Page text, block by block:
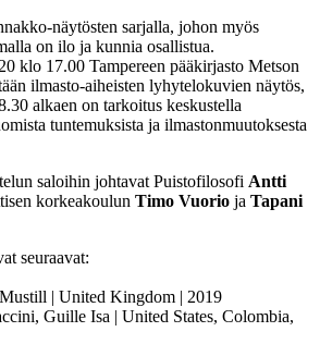
näytösten sarjalla, johon myös
on ilo ja kunnia osallistua.
klo 17.00 Tampereen pääkirjasto Metson
ilmasto-aiheisten lyhytelokuvien näytös,
alkaen on tarkoitus keskustella
tuntemuksista ja ilmastonmuutoksesta
saloihin johtavat Puistofilosofi Antti
korkeakoulun Timo Vuorio ja Tapani
seuraavat:
| United Kingdom | 2019
Guille Isa | United States, Colombia,